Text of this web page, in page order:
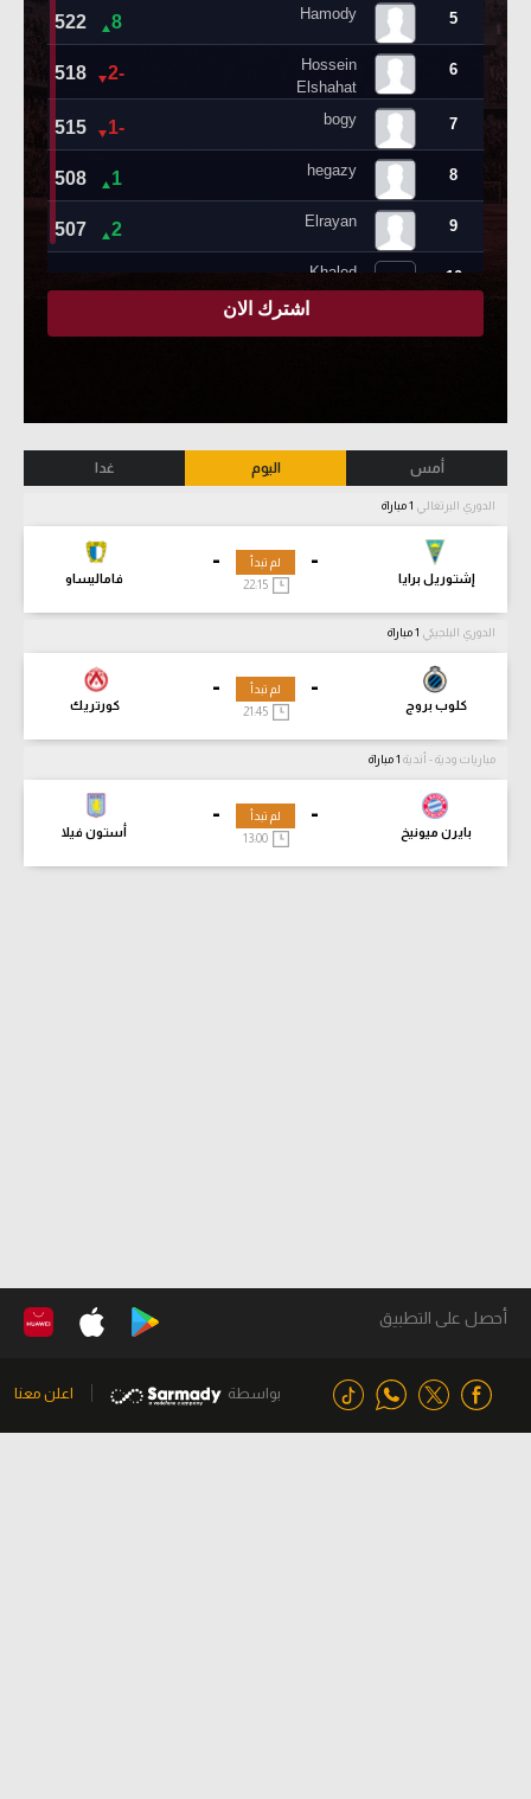
أمس اليوم غدا
الدوري البرتغالي
-
إشتوريل برايا
-
فاماليساو
لم تبدأ
22:15
الدوري البلجيكي
-
كلوب بروج
-
كورتريك
لم تبدأ
21:45
مباريات ودية - أندية
-
بايرن ميونيخ
-
أستون فيلا
لم تبدأ
13:00
أحصل على التطبيق
بواسطة اعلن معنا